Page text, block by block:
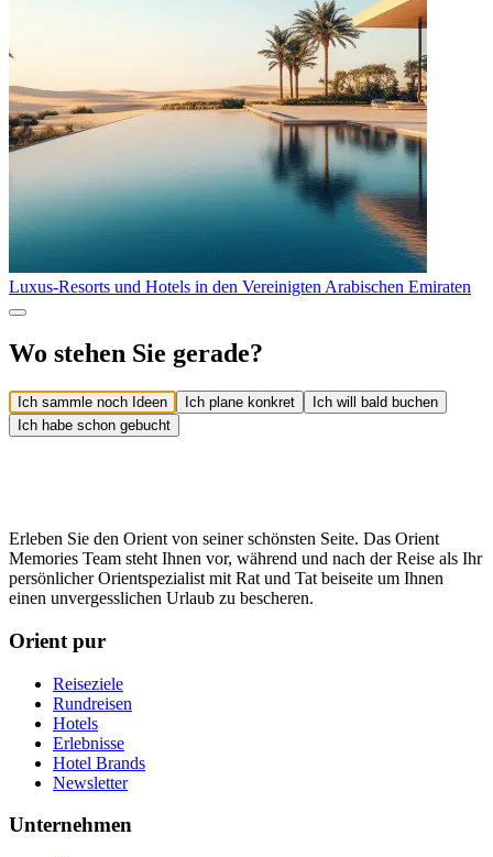
Luxus-Resorts und Hotels in den Vereinigten Arabischen Emiraten
Wo stehen Sie gerade?
Ich sammle noch Ideen Ich plane konkret
Ich will bald buchen
Ich habe schon gebucht
Erleben Sie den Orient von seiner schönsten Seite. Das Orient
Memories Team steht Ihnen vor, während und nach der Reise als Ihr
persönlicher Orientspezialist mit Rat und Tat beiseite um Ihnen
einen unvergesslichen Urlaub zu bescheren.
Orient pur
Reiseziele
Rundreisen
Hotels
Erlebnisse
Hotel Brands
Newsletter
Unternehmen